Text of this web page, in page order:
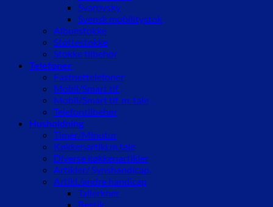
Svarovsky
Svensk mobilitystok
Albuestokke
Støttestokke
Stokke tilbehør
Telefoner
Fastnettelefoner
Mobil/Smart tlf.
Mobil/Smart tlf. m. tale
Telefontilbehør
Husholdning
Timer/Minutur
Køkkenartikl.m.tale
Diverse køkkenartikler
Artikler/ Synshandicap.
Artikl./andre handicap
Tallerkner
Bestik